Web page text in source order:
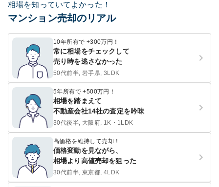
相場を知っていてよかった！
マンション売却のリアル
10年所有で +300万円！
常に相場をチェックして
売り時を逃さなかった
50代前半, 岩手県, 3LDK
5年所有で +500万円！
相場を踏まえて
不動産会社14社の査定を吟味
30代後半, 大阪府, 1K・1LDK
高価格を維持して売却！
価格変動を見ながら、
相場より高値売却を狙った
30代前半, 東京都, 4LDK